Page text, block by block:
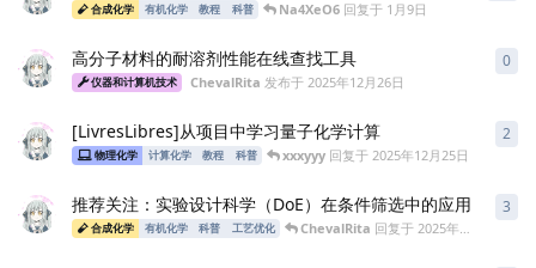
合成化学 有机化学 教程 科普 Na4XeO6 回复于 1月9日
高分子材料的耐溶剂性能在线查找工具
仪器和计算机技术 ChevalRita 发布于2025年12月26日
0
[LivresLibres]从项目中学习量子化学计算
物理化学 计算化学 教程 科普 xxxyyy 回复于2025年12月25日
2
推荐关注：实验设计科学（DoE）在条件筛选中的应用
合成化学 有机化学 科普 工艺优化 ChevalRita 回复于2025年12月20日
3